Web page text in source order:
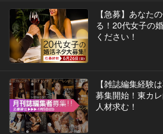
【急募】あなた
る！20代女子の
ください！
【雑誌編集経験
募集開始！東カ
人材求む！